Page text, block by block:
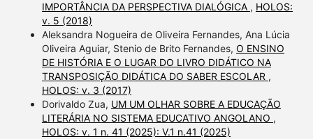
IMPORTÂNCIA DA PERSPECTIVA DIALÓGICA , HOLOS:
v. 5 (2018)
Aleksandra Nogueira de Oliveira Fernandes, Ana Lúcia
Oliveira Aguiar, Stenio de Brito Fernandes, O ENSINO
DE HISTÓRIA E O LUGAR DO LIVRO DIDÁTICO NA
TRANSPOSIÇÃO DIDÁTICA DO SABER ESCOLAR ,
HOLOS: v. 3 (2017)
Dorivaldo Zua, UM UM OLHAR SOBRE A EDUCAÇÃO
LITERÁRIA NO SISTEMA EDUCATIVO ANGOLANO ,
HOLOS: v. 1 n. 41 (2025): V.1 n.41 (2025)